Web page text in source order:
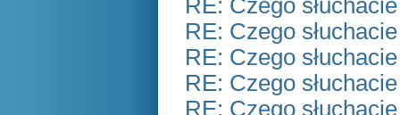
RE: Czego
RE: Czego
RE: Czego
RE: Czego
RE: Czego